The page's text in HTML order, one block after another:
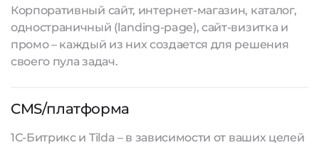
Корпоративный сайт, интернет-магазин, каталог,
одностраничный (landing-page), сайт-визитка и
промо – каждый из них создается для решения
своего пула задач.
CMS/платформа
1С-Битрикс и Tilda – в зависимости от ваших целей